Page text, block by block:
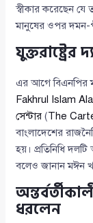
স্বীকার করেছেন যে
মানুষের ওপর দমন-
যুক্তরাষ্ট্রের
এর আগে বিএনপির
Fakhrul Islam
সেন্টার (The
বাংলাদেশের
হয়। প্রতিনিধি
বলেও জানান মঈন
ধরলেন